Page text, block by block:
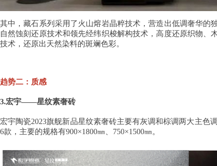
其中，藏石系列采用了火山熔岩晶粹技术，营造出低调奢华
自然蚀刻还原技术和领先经纬织梭解构技术，高度还原织物
技术，还原出天然染料的斑斓色彩。
趋势二：质感
3.宏宇——星纹素奢砖
宏宇陶瓷2023旗舰新品星纹素奢砖主要有灰调和棕调两大主色
6款，主要的规格有900×1800㎜、750×1500㎜。